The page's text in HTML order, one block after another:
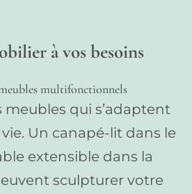
à vos besoins
multifonctionnels
qui s’adaptent
Un canapé-lit dans le
extensible dans la
sculpturer votre